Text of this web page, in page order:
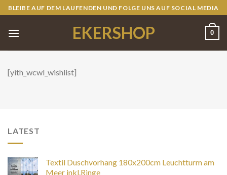
Skip
to
content
BLEIBE AUF DEM LAUFENDEN UND FOLGE UNS AUF SOCIAL MEDIA
EKERSHOP 0
[yith_wcwl_wishlist]
LATEST
Textil Duschvorhang 180x200cm Leuchtturm am
Meer inkl.Ringe